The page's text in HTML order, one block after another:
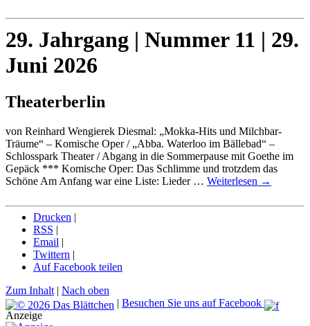
29. Jahrgang | Nummer 11 | 29.
Juni 2026
Theaterberlin
von Reinhard Wengierek Diesmal: „Mokka-Hits und Milchbar-
Träume“ – Komische Oper / „Abba. Waterloo im Bällebad“ –
Schlosspark Theater / Abgang in die Sommerpause mit Goethe im
Gepäck *** Komische Oper: Das Schlimme und trotzdem das
Schöne Am Anfang war eine Liste: Lieder … Weiterlesen →
Drucken |
RSS |
Email |
Twittern |
Auf Facebook teilen
Zum Inhalt | Nach oben
| Besuchen Sie uns auf Facebook
Anzeige